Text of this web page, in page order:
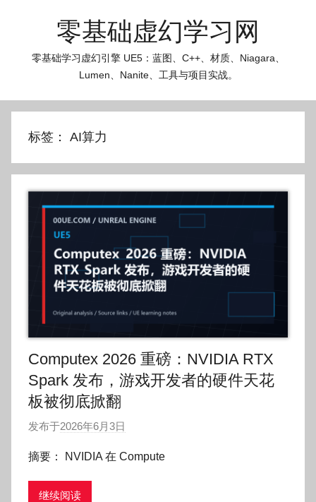
零基础虚幻学习网
零基础学习虚幻引擎 UE5：蓝图、C++、材质、Niagara、
Lumen、Nanite、工具与项目实战。
标签： AI算力
Computex 2026 重磅：NVIDIA RTX
Spark 发布，游戏开发者的硬件天花
板被彻底掀翻
发布于2026年6月3日
:
摘要： NVIDIA 在 Compute
继续阅读